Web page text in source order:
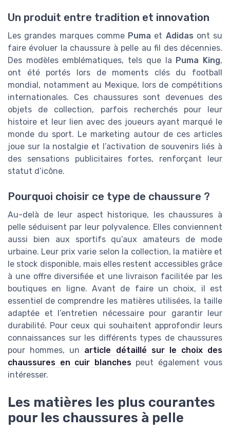
Un produit entre tradition et innovation
Les grandes marques comme Puma et Adidas ont su
faire évoluer la chaussure à pelle au fil des décennies.
Des modèles emblématiques, tels que la Puma King,
ont été portés lors de moments clés du football
mondial, notamment au Mexique, lors de compétitions
internationales. Ces chaussures sont devenues des
objets de collection, parfois recherchés pour leur
histoire et leur lien avec des joueurs ayant marqué le
monde du sport. Le marketing autour de ces articles
joue sur la nostalgie et l’activation de souvenirs liés à
des sensations publicitaires fortes, renforçant leur
statut d’icône.
Pourquoi choisir ce type de chaussure ?
Au-delà de leur aspect historique, les chaussures à
pelle séduisent par leur polyvalence. Elles conviennent
aussi bien aux sportifs qu’aux amateurs de mode
urbaine. Leur prix varie selon la collection, la matière et
le stock disponible, mais elles restent accessibles grâce
à une offre diversifiée et une livraison facilitée par les
boutiques en ligne. Avant de faire un choix, il est
essentiel de comprendre les matières utilisées, la taille
adaptée et l’entretien nécessaire pour garantir leur
durabilité. Pour ceux qui souhaitent approfondir leurs
connaissances sur les différents types de chaussures
pour hommes, un article détaillé sur le choix des
chaussures en cuir blanchespeut également vous
intéresser.
Les matières les plus courantes
pour les chaussures à pelle